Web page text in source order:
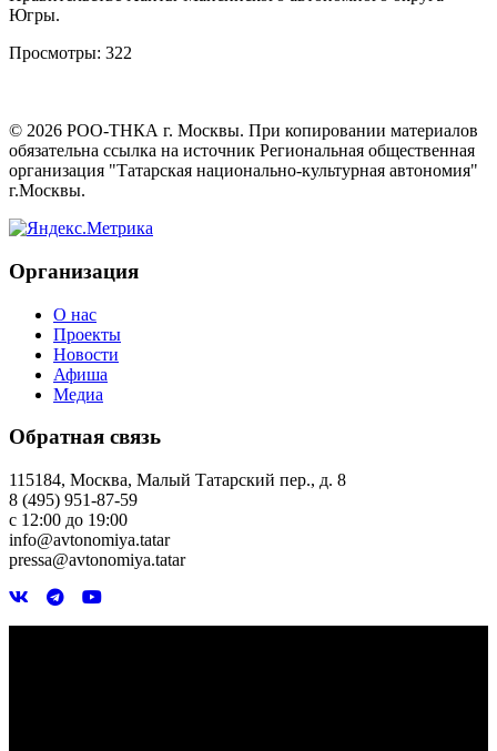
Югры.
Просмотры: 322
© 2026 РОО-ТНКА г. Москвы. При копировании материалов
обязательна ссылка на источник Региональная общественная
организация "Татарская национально-культурная автономия"
г.Москвы.
Организация
О нас
Проекты
Новости
Афиша
Медиа
Обратная связь
115184, Москва, Малый Татарский пер., д. 8
8 (495) 951-87-59
с 12:00 до 19:00
info@avtonomiya.tatar
pressa@avtonomiya.tatar